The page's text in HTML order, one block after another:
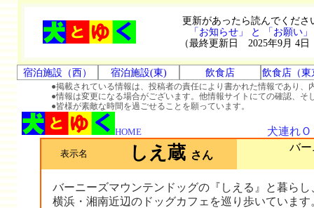
更新があったら読んでくださ
「お知らせ」 と 「お願い」
（最終更新日 2025年9月 4日
宿泊施設（西） 宿泊施設(東) 飲食店 飲食店（東
●掲載されている情報は、投稿者の責任により書かれた情報であり
●情報は変更になる場合がございます。他情報サイトにての確認、
●皆様が素敵な時間を過ごせることを願っています。
HOME 犬連れ
表示名 しえ蔵 さん
バ
バーニーズマウンテンドッグの『しえる』と暮らし
横浜・湘南近辺のドッグカフェを巡り歩いています